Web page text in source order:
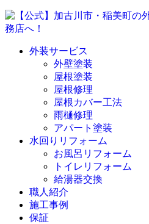
外装サービス
外壁塗装
屋根塗装
屋根修理
屋根カバー工法
雨樋修理
アパート塗装
水回りリフォーム
お風呂リフォーム
トイレリフォーム
給湯器交換
職人紹介
施工事例
保証